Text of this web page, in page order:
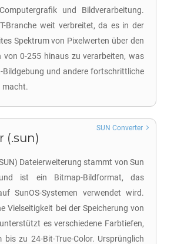
und Bildverarbeitung.
Branche weit verbreitet, da es in der
Spektrum von Pixelwerten über den
von 0-255 hinaus zu verarbeiten, was
Bildgebung und andere fortschrittliche
macht.
(.sun)
Dateierweiterung stammt von Sun
ist ein Bitmap-Bildformat, das
SunOS-Systemen verwendet wird.
Vielseitigkeit bei der Speicherung von
es verschiedene Farbtiefen,
bis zu 24-Bit-True-Color. Ursprünglich
SUN Converter